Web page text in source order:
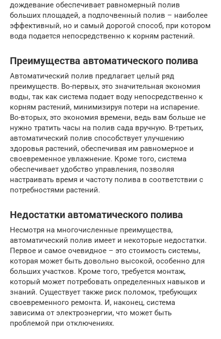
дождевание обеспечивает равномерный полив
больших площадей, а подпочвенный полив – наиболее
эффективный, но и самый дорогой способ, при котором
вода подается непосредственно к корням растений.
Преимущества автоматического полива
Автоматический полив предлагает целый ряд
преимуществ. Во-первых, это значительная экономия
воды, так как система подает воду непосредственно к
корням растений, минимизируя потери на испарение.
Во-вторых, это экономия времени, ведь вам больше не
нужно тратить часы на полив сада вручную. В-третьих,
автоматический полив способствует улучшению
здоровья растений, обеспечивая им равномерное и
своевременное увлажнение. Кроме того, система
обеспечивает удобство управления, позволяя
настраивать время и частоту полива в соответствии с
потребностями растений.
Недостатки автоматического полива
Несмотря на многочисленные преимущества,
автоматический полив имеет и некоторые недостатки.
Первое и самое очевидное – это стоимость системы,
которая может быть довольно высокой, особенно для
больших участков. Кроме того, требуется монтаж,
который может потребовать определенных навыков и
знаний. Существует также риск поломок, требующих
своевременного ремонта. И, наконец, система
зависима от электроэнергии, что может быть
проблемой при отключениях.